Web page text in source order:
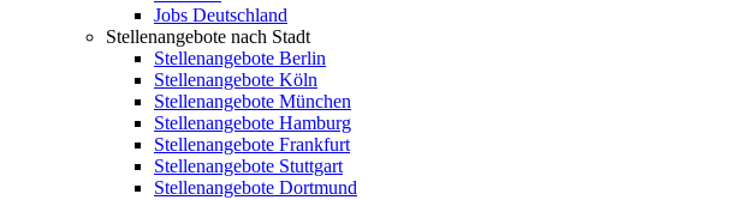
Jobs Deutschland
Stellenangebote nach Stadt
Stellenangebote Berlin
Stellenangebote Köln
Stellenangebote München
Stellenangebote Hamburg
Stellenangebote Frankfurt
Stellenangebote Stuttgart
Stellenangebote Dortmund